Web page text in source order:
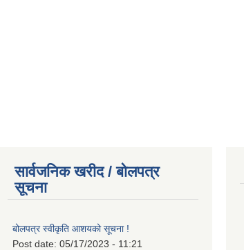
सार्वजनिक खरीद / बोलपत्र
सूचना
बोलपत्र स्वीकृति आशयको सूचना !
Post date: 05/17/2023 - 11:21